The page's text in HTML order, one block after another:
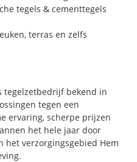
tegels & cementtegels
terras en zelfs
tegelzetbedrijf bekend in
tegen een
ervaring, scherpe prijzen
het hele jaar door
het verzorgingsgebied Hem